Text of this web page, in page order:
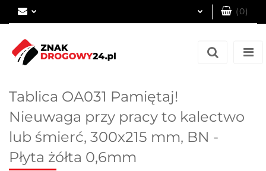
(0)
Tablica OA031 Pamiętaj!
Nieuwaga przy pracy to kalectwo
lub śmierć, 300x215 mm, BN -
Płyta żółta 0,6mm